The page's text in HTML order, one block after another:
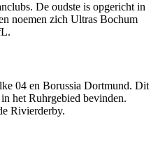
De oudste is opgericht in
noemen zich Ultras Bochum
04 en Borussia Dortmund. Dit
het Ruhrgebied bevinden.
Rivierderby.